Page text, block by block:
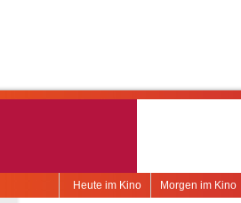
Morgen im Kino
Heute im Kino